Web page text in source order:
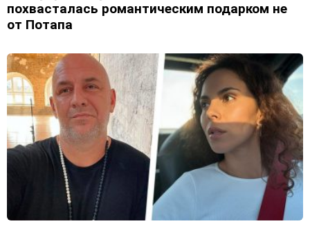
похвасталась романтическим подарком не
от Потапа